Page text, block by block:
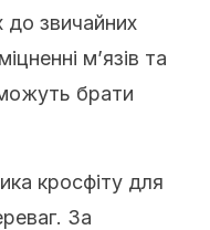
до звичайних
м’язів та
брати
кросфіту для
За